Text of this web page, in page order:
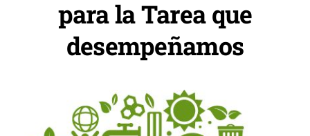
para la Tarea que
desempeñamos